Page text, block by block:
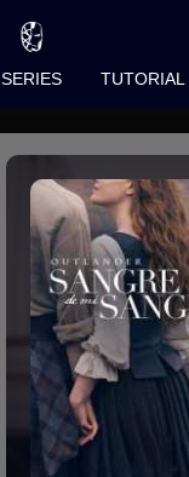
SERIES TUTORIAL